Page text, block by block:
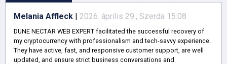
Melania Affleck | 2026. április 29., Szerda 15:08
DUNE NECTAR WEB EXPERT facilitated the successful recovery of
my cryptocurrency with professionalism and tech-savvy experience.
They have active, fast, and responsive customer support, are well
updated, and ensure strict business conversations and